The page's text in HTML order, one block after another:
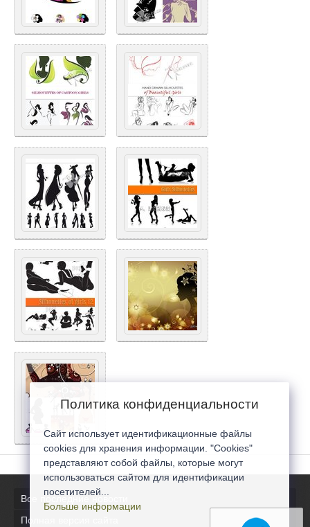
Все последние новости
Полная версия сайта
Политика конфиденциальности
Сайт использует идентификационные файлы
cookies для хранения информации. "Cookies"
представляют собой файлы, которые могут
использоваться сайтом для идентификации
посетителей...
Больше информации